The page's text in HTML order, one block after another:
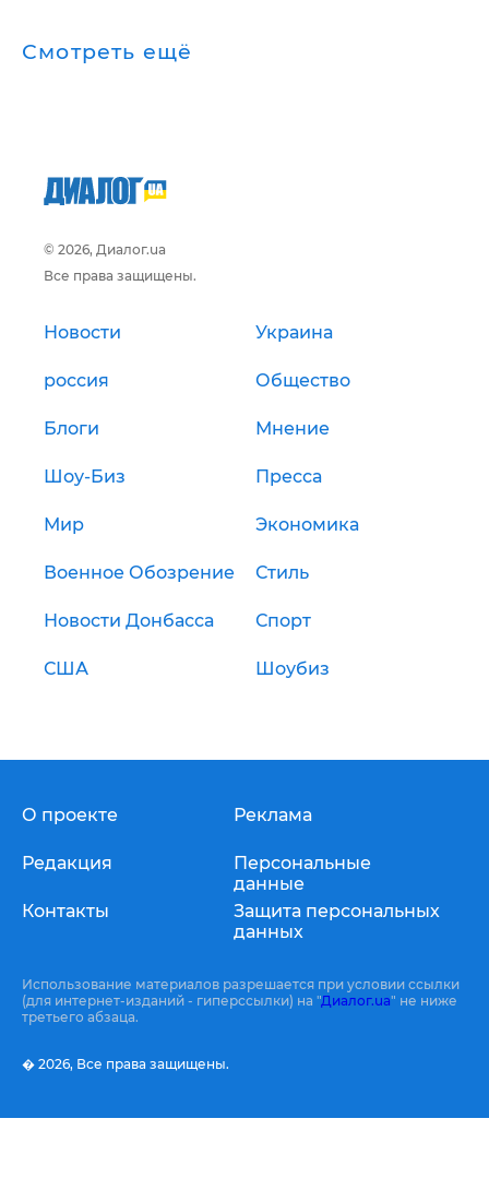
Смотреть ещё
© 2026, Диалог.ua
Все права защищены.
Новости Украина
россия Общество
Блоги Мнение
Шоу-Биз Пресса
Мир Экономика
Военное Обозрение Стиль
Новости Донбасса Спорт
США Шоубиз
О проекте
Редакция
Контакты
Реклама
Персональные
данные
Защита персональных
данных
Использование материалов разрешается при условии ссылки
(для интернет-изданий - гиперссылки) на "Диалог.ua" не ниже
третьего абзаца.
� 2026, Все права защищены.